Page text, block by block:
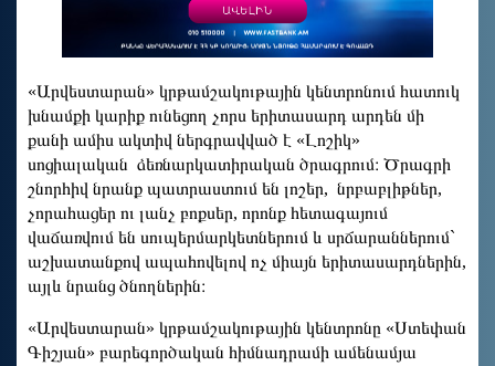
«Արվեստարան» կրթամշակութային կենտրոնում հատուկ
խնամքի կարիք ունեցող չորս երիտասարդ արդեն մի
քանի ամիս ակտիվ ներգրավված է «Լոշիկ»
սոցիալական ձեռնարկատիրական ծրագրում։ Ծրագրի
շնորհիվ նրանք պատրաստում են լոշեր, նրբաբլիթներ,
չորահացեր ու լանչ բոքսեր, որոնք հետագայում
վաճառվում են սուպերմարկետներում և սրճարաններում`
աշխատանքով ապահովելով ոչ միայն երիտասարդներին,
այլև նրանց ծնողներին։
«Արվեստարան» կրթամշակութային կենտրոնը «Ստեփան
Գիշյան» բարեգործական հիմնադրամի ամենամյա